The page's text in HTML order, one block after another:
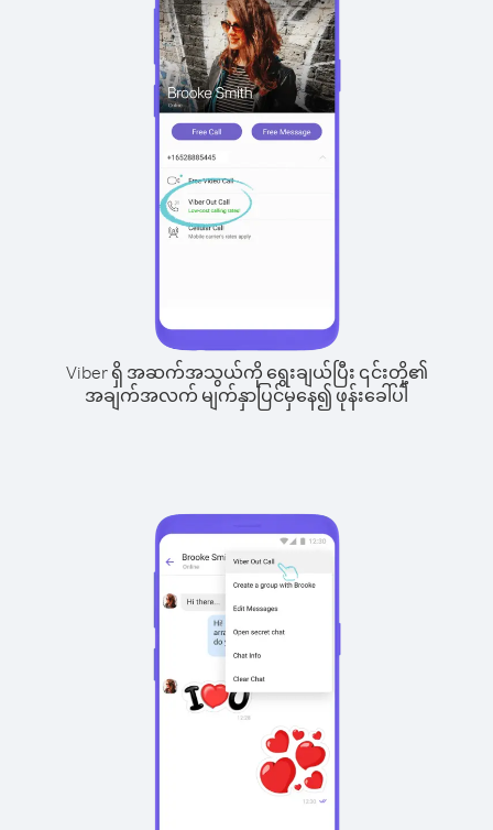
Viber ရှိ အဆက်အသွယ်ကို ရွေးချယ်ပြီး ၎င်းတို့၏
အချက်အလက် မျက်နှာပြင်မှနေ၍ ဖုန်းခေါ်ပါ